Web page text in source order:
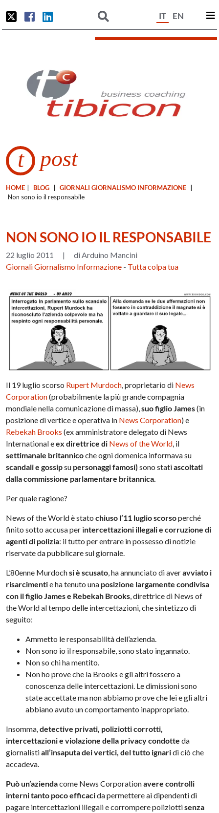
IT EN
t post
HOME BLOG GIORNALI GIORNALISMO INFORMAZIONE
Non sono io il responsabile
NON SONO IO IL RESPONSABILE
22 luglio 2011 |
di Arduino Mancini
Giornali Giornalismo Informazione - Tutta colpa tua
Il 19 luglio scorso Rupert Murdoch , proprietario di News
Corporation(probabilmente la più grande compagnia
mondiale nella comunicazione di massa),suo figlio James(in
posizione di vertice e operativa in News Corporation) e
Rebekah Brooks (ex amministratore delegato di News
International eex direttrice di News of the World , il
settimanale britannicoche ogni domenica informava su
scandali e gossipsu personaggi famosi) sono statiascoltati
dalla commissione parlamentare britannica.
Per quale ragione?
News of the World è statochiuso l’11 luglio scorsoperché
finito sotto accusa per intercettazioni illegali e corruzione di
agenti di polizia: il tutto per entrare in possesso di notizie
riservate da pubblicare sul giornale.
L’80enne Murdochsi è scusato , ha annunciato di averavviato i
risarcimentie ha tenuto una posizione largamente condivisa
con il figlio James e Rebekah Brooks , direttrice di News of
the World al tempo delle intercettazioni, che sintetizzo di
seguito:
Ammetto le responsabilità dell’azienda.
Non sono io il responsabile, sono stato ingannato.
Non so chi ha mentito.
Non ho prove che la Brooks e gli altri fossero a
conoscenza delle intercettazioni. Le dimissioni sono
state accettate ma non abbiamo prove che lei e gli altri
abbiano avuto un comportamento inappropriato.
Insomma,detective privati, poliziotti corrotti,
intercettazioni e violazione della privacy condotte da
giornalistiall’insaputa dei vertici, del tutto ignaridi ciò che
accadeva.
Può un’aziendacome News Corporationavere controlli
interni tanto poco efficacida permettere ai dipendenti di
pagare intercettazioni illegali e corrompere poliziottisenza